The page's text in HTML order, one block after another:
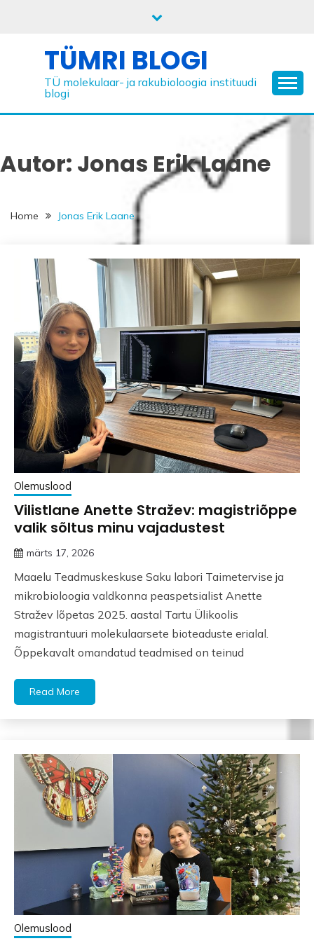
TÜMRI BLOGI
TÜ molekulaar- ja rakubioloogia instituudi
blogi
Autor: Jonas Erik Laane
Home Jonas Erik Laane
Olemuslood
Vilistlane Anette Stražev: magistriõppe
valik sõltus minu vajadustest
märts 17, 2026
Maaelu Teadmuskeskuse Saku labori Taimetervise ja
mikrobioloogia valdkonna peaspetsialist Anette
Stražev lõpetas 2025. aastal Tartu Ülikoolis
magistrantuuri molekulaarsete bioteaduste erialal.
Õppekavalt omandatud teadmised on teinud
Read More
Olemuslood